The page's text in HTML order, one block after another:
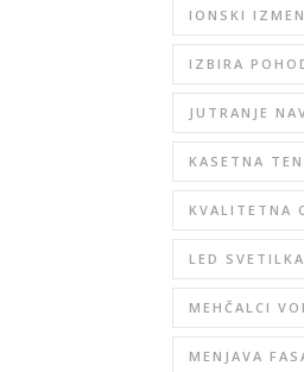
IONSKI
IZBIRA
JUTRANJE
KASETNA
KVALITETNA
LED SVETILKA
MEHČALCI
MENJAVA